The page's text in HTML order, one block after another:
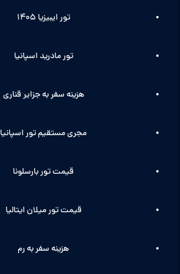
تور ایبیزیا 1405
تور مادرید اسپانیا
هزینه سفر به جزایر قناری
مجری مستقیم تور اسپانیا
قیمت تور بارسلونا
قیمت تور میلان ایتالیا
هزینه سفر به رم